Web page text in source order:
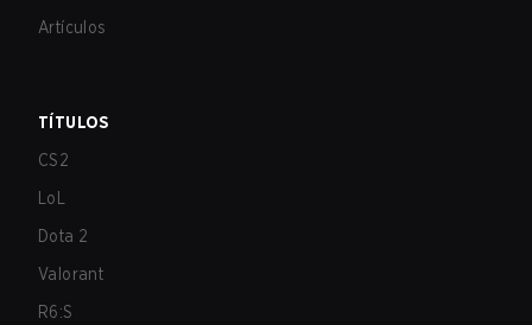
Artículos
TÍTULOS
CS2
LoL
Dota 2
Valorant
R6:S